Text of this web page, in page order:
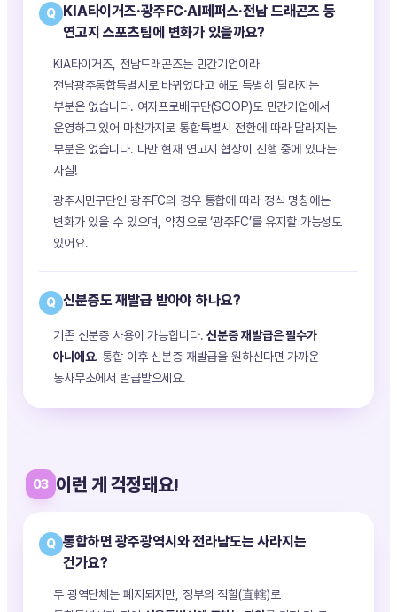
Q KIA타이거즈·광주FC·AI페퍼스·전남 드래곤즈 등
연고지 스포츠팀에 변화가 있을까요?
KIA타이거즈, 전남드래곤즈는 민간기업이라
전남광주통합특별시로 바뀌었다고 해도 특별히 달라지는
부분은 없습니다. 여자프로배구단(SOOP)도 민간기업에서
운영하고 있어 마찬가지로 통합특별시 전환에 따라 달라지는
부분은 없습니다. 다만 현재 연고지 협상이 진행 중에 있다는
사실!
광주시민구단인 광주FC의 경우 통합에 따라 정식 명칭에는
변화가 있을 수 있으며, 약칭으로 ‘광주FC’를 유지할 가능성도
있어요.
Q 신분증도 재발급 받아야 하나요?
기존 신분증 사용이 가능합니다.신분증 재발급은 필수가
아니에요. 통합 이후 신분증 재발급을 원하신다면 가까운
동사무소에서 발급받으세요.
03 이런 게 걱정돼요!
Q 통합하면 광주광역시와 전라남도는 사라지는
건가요?
두 광역단체는 폐지되지만, 정부의 직할(直轄)로